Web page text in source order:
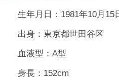
生年月日：1981年10月15
出身：東京都世田谷区
血液型：A型
身長：152cm